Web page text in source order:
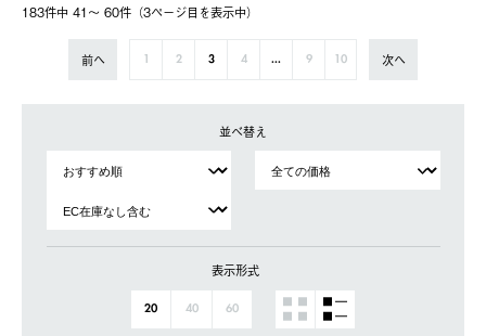
183件中 41〜 60件（3ページ⽬を表⽰中）
前へ 2 3 4 ... 9 10 次へ
並べ替え
表示形式
20 40 60